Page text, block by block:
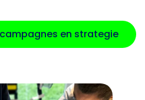
en strategie